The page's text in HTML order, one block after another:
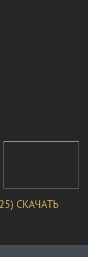
СКАЧАТЬ